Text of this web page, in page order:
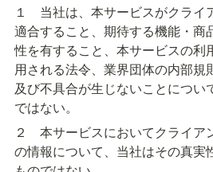
１　当社は、本サービスがクライ
適合すること、期待する機能・商
性を有すること、本サービスの利
用される法令、業界団体の内部規
及び不具合が生じないことについ
ではない。
２　本サービスにおいてクライア
の情報について、当社はその真実